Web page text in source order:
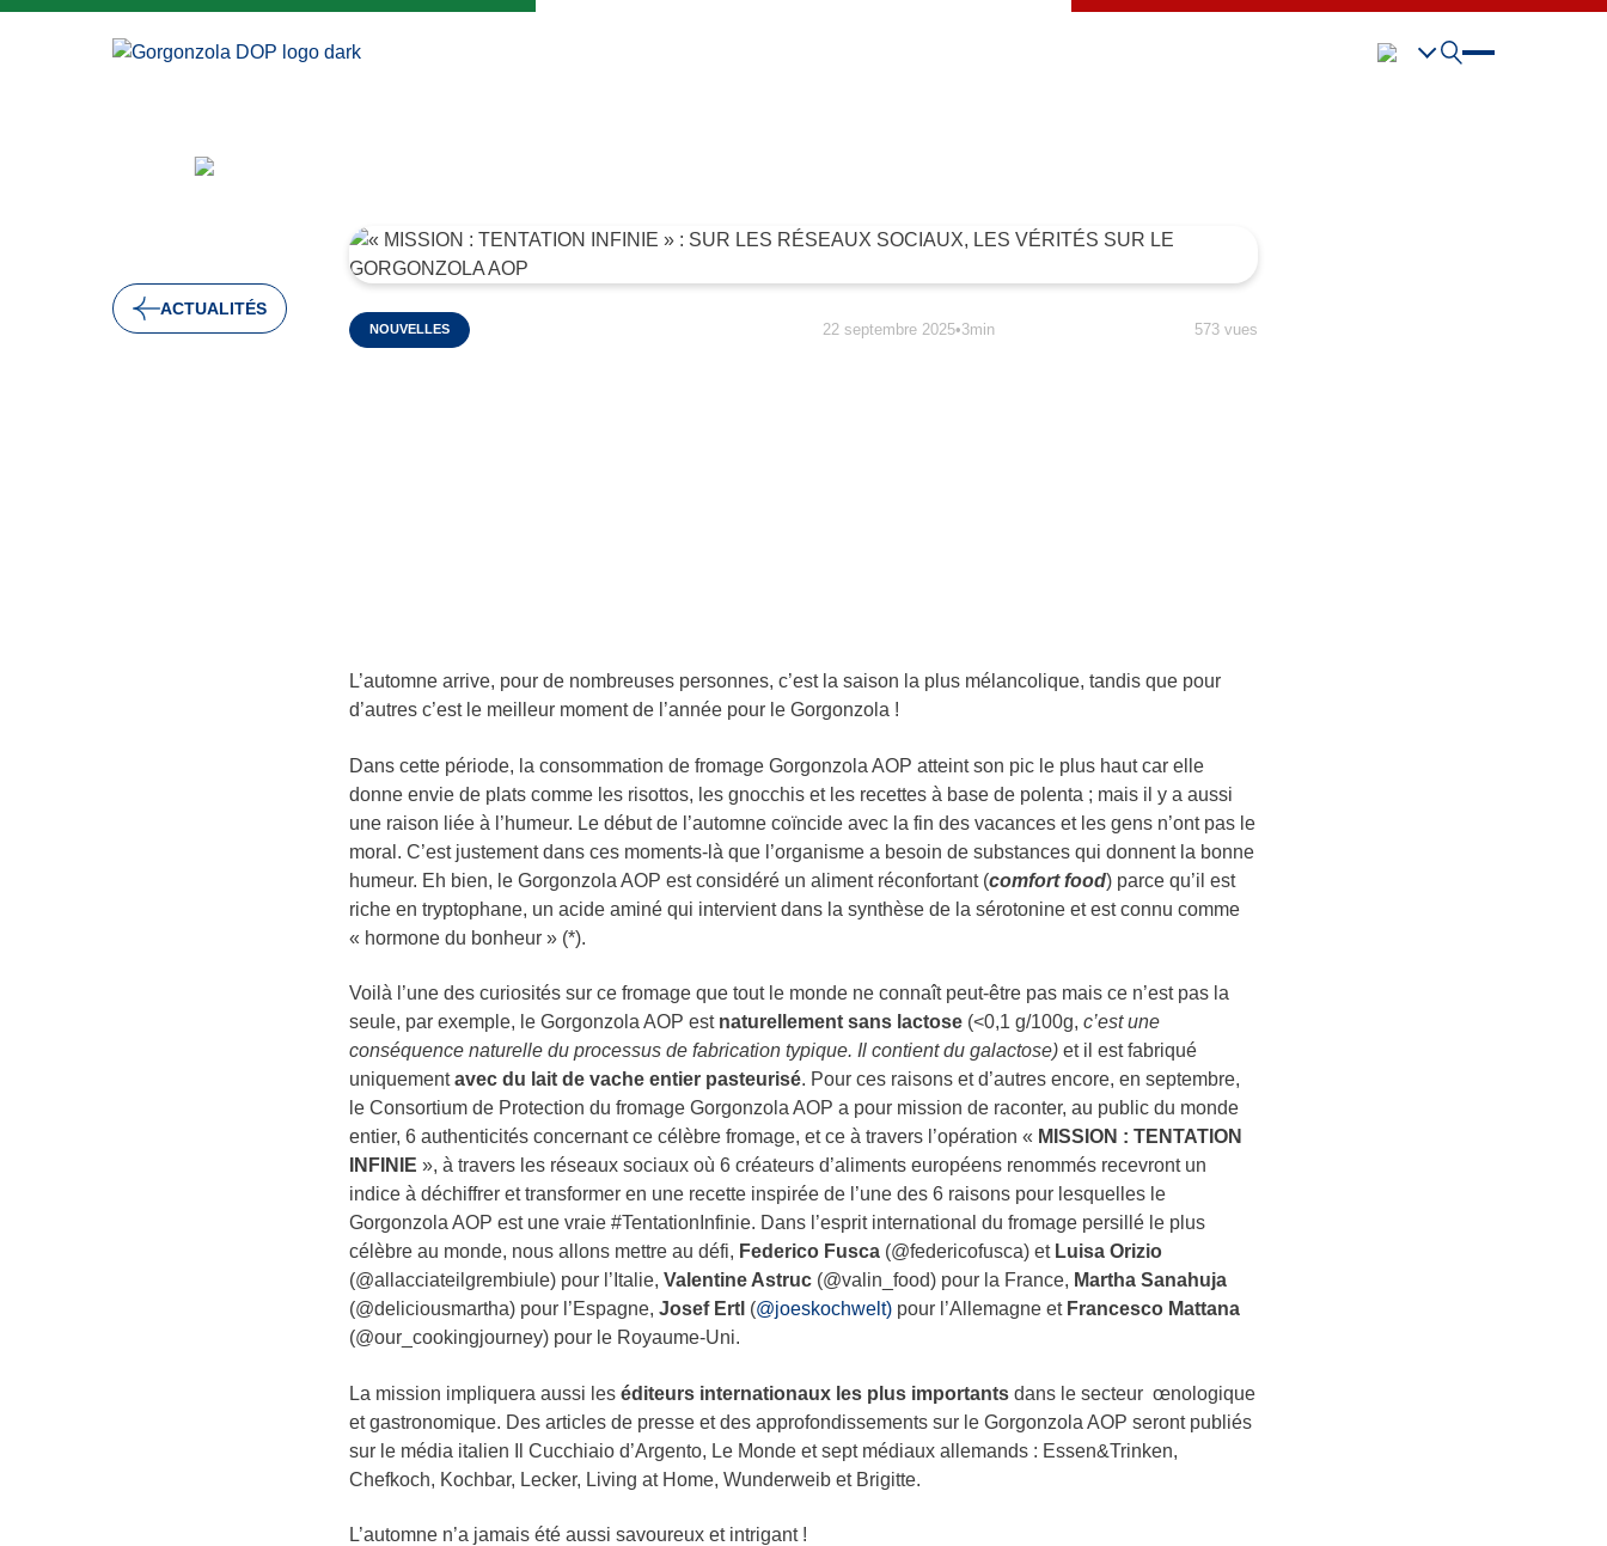
ACTUALITÉS
NOUVELLES 22 septembre 2025•3min 573 vues
L’automne arrive, pour de nombreuses personnes, c’est la saison la plus mélancolique, tandis que pour
d’autres c’est le meilleur moment de l’année pour le Gorgonzola !
Dans cette période, la consommation de fromage Gorgonzola AOP atteint son pic le plus haut car elle
donne envie de plats comme les risottos, les gnocchis et les recettes à base de polenta ; mais il y a aussi
une raison liée à l’humeur. Le début de l’automne coïncide avec la fin des vacances et les gens n’ont pas le
moral. C’est justement dans ces moments-là que l’organisme a besoin de substances qui donnent la bonne
humeur. Eh bien, le Gorgonzola AOP est considéré un aliment réconfortant (comfort food) parce qu’il est
riche en tryptophane, un acide aminé qui intervient dans la synthèse de la sérotonine et est connu comme
« hormone du bonheur » (*).
Voilà l’une des curiosités sur ce fromage que tout le monde ne connaît peut-être pas mais ce n’est pas la
seule, par exemple, le Gorgonzola AOP est naturellement sans lactose (<0,1 g/100g, c’est une
conséquence naturelle du processus de fabrication typique. Il contient du galactose) et il est fabriqué
uniquementavec du lait de vache entier pasteurisé. Pour ces raisons et d’autres encore, en septembre,
le Consortium de Protection du fromage Gorgonzola AOP a pour mission de raconter, au public du monde
entier, 6 authenticités concernant ce célèbre fromage, et ce à travers l’opération « MISSION : TENTATION
INFINIE », à travers les réseaux sociaux où 6 créateurs d’aliments européens renommés recevront un
indice à déchiffrer et transformer en une recette inspirée de l’une des 6 raisons pour lesquelles le
Gorgonzola AOP est une vraie #TentationInfinie. Dans l’esprit international du fromage persillé le plus
célèbre au monde, nous allons mettre au défi, Federico Fusca (@federicofusca) et Luisa Orizio
(@allacciateilgrembiule) pour l’Italie, Valentine Astruc (@valin_food) pour la France, Martha Sanahuja
(@deliciousmartha) pour l’Espagne, Josef Ertl (@joeskochwelt) pour l’Allemagne et Francesco Mattana
(@our_cookingjourney) pour le Royaume-Uni.
La mission impliquera aussi les éditeurs internationaux les plus importants dans le secteur œnologique
et gastronomique. Des articles de presse et des approfondissements sur le Gorgonzola AOP seront publiés
sur le média italien Il Cucchiaio d’Argento, Le Monde et sept médiaux allemands : Essen&Trinken,
Chefkoch, Kochbar, Lecker, Living at Home, Wunderweib et Brigitte.
L’automne n’a jamais été aussi savoureux et intrigant !